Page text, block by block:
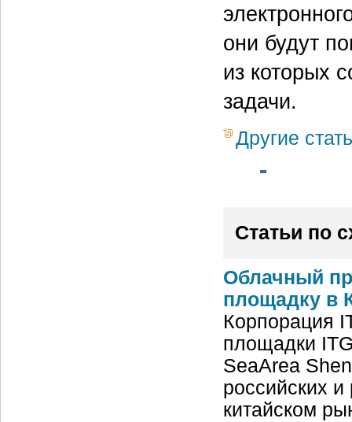
они будут
из которых
задачи.
Другие
Статьи по
Облачный
площадку в
Корпорация
площадки
SeaArea
российских
китайском